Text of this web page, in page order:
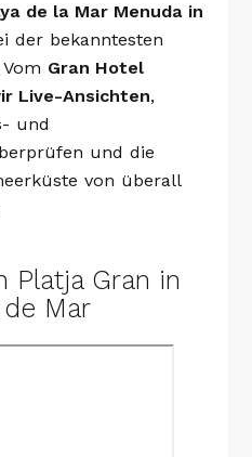
de la Mar Menuda in
der bekanntesten
Gran Hotel
Live-Ansichten,
und
und die
von überall
Platja Gran in
de Mar